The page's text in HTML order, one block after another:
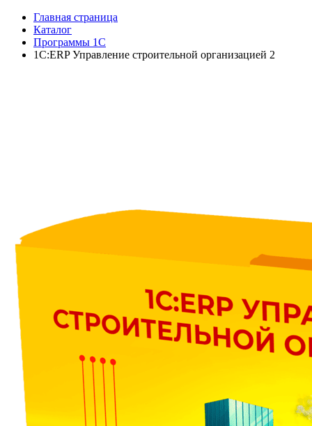
Главная страница
Каталог
Программы 1С
1С:ERP Управление строительной организацией 2